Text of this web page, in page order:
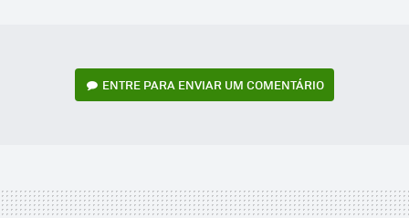
ENTRE PARA ENVIAR UM COMENTÁRIO